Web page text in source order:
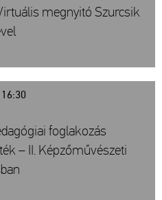
megnyitó Szurcsik
foglakozás
– II. Képzőművészeti